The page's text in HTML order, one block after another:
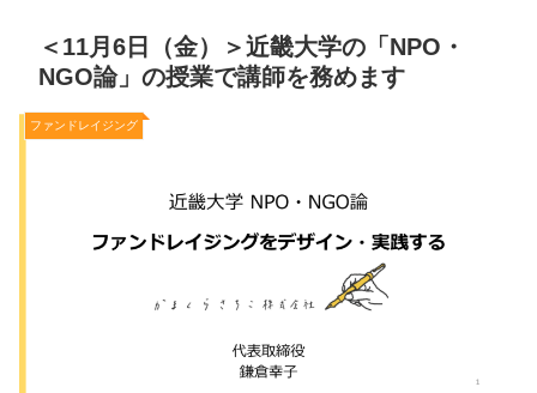
＜11月6日（金）＞近畿大学の「NPO・
NGO論」の授業で講師を務めます
ファンドレイジング